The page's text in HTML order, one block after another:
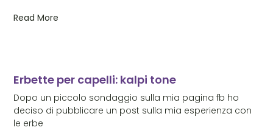
Read More
Erbette per capelli: kalpi tone
Dopo un piccolo sondaggio sulla mia pagina fb ho
deciso di pubblicare un post sulla mia esperienza con
le erbe